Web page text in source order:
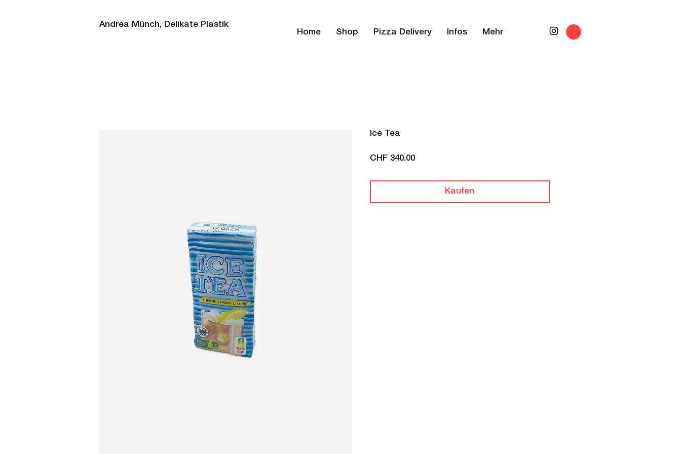
Andrea Münch, Delikate Plastik
Home
Shop Pizza Delivery Infos Mehr
Ice Tea
CHF 340.00Preis
Kaufen